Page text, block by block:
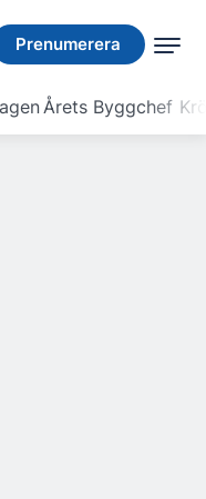
Prenumerera
Årets Byggchef
Prenumerera